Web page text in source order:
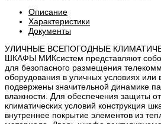
Описание
Характеристики
Документы
УЛИЧНЫЕ ВСЕПОГОДНЫЕ
ШКАФЫ МИКсистем представляют
для безопасного размещения
оборудования в уличных условиях
подвержены значительной динамике
влажности. Для обеспечения защиты
климатических условий конструкция
внутреннее покрытие элементов из